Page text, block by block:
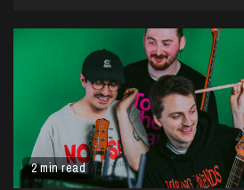
2 min read